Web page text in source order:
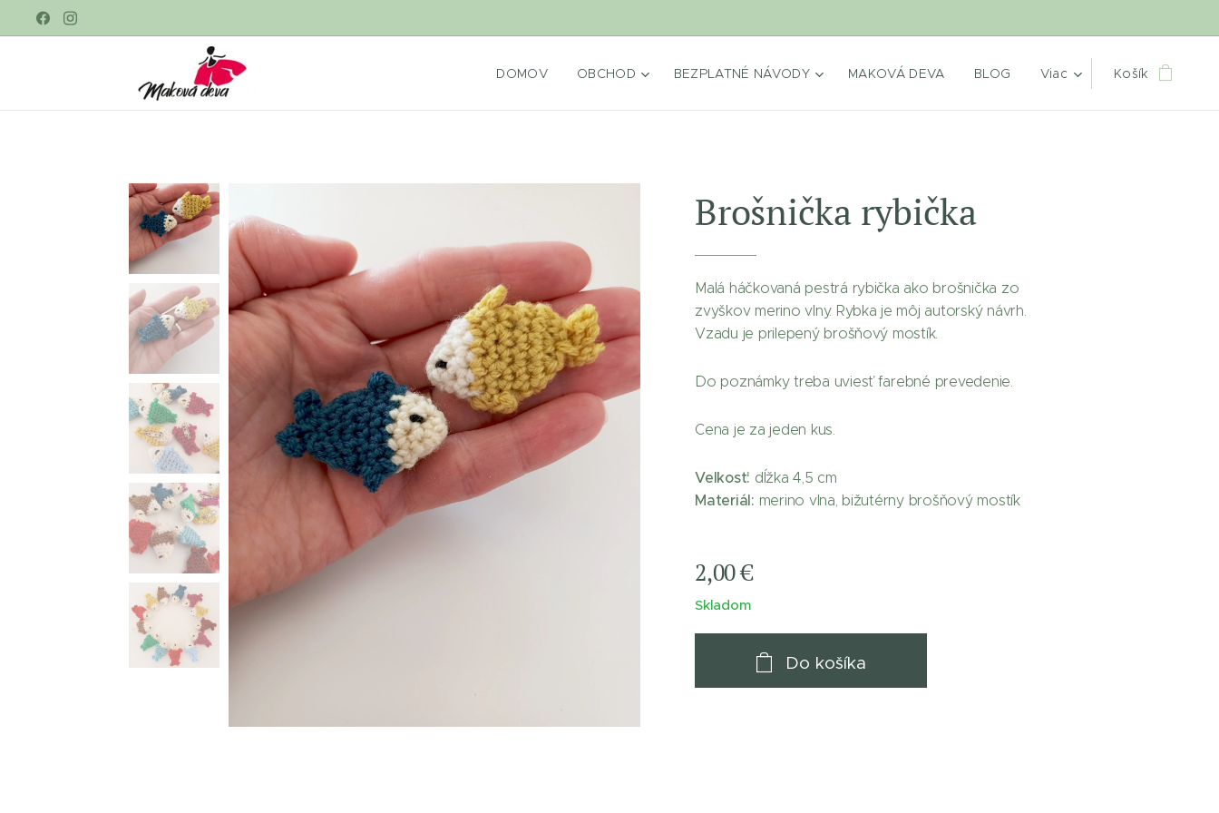
DOMOV OBCHOD BEZPLATNÉ NÁVODY MAKOVÁ DEVA BLOG Viac Košík
Brošnička rybička
Malá háčkovaná pestrá rybička ako brošnička zo
zvyškov merino vlny. Rybka je môj autorský návrh.
Vzadu je prilepený brošňový mostík.
Do poznámky treba uviesť farebné prevedenie.
Cena je za jeden kus.
Veľkosť: dĺžka 4,5 cm
Materiál: merino vlna, bižutérny brošňový mostík
2,00€
Skladom
Do košíka